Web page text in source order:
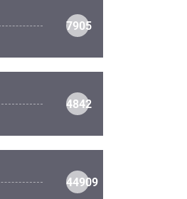
7905
4842
44909